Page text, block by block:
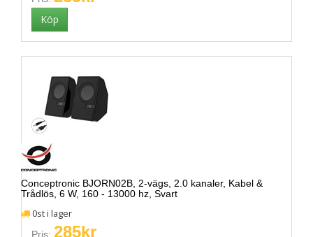
Conceptronic BJORN02B, 2-vägs, 2.0 kanaler, Kabel &
Trådlös, 6 W, 160 - 13000 hz, Svart
0st i lager
Pris: 285kr